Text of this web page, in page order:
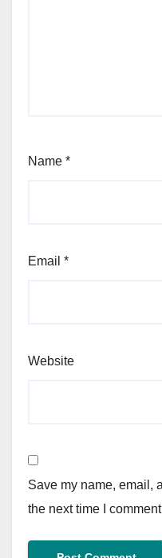
Name *
Email *
Website
Save my name, email,
the next time I